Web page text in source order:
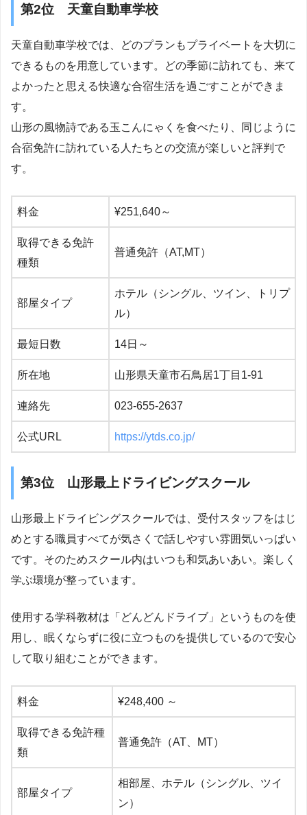
第2位 天童自動車学校
天童自動車学校では、どのプランもプライベートを大切に
できるものを用意しています。どの季節に訪れても、来て
よかったと思える快適な合宿生活を過ごすことができま
す。
山形の風物詩である玉こんにゃくを食べたり、同じように
合宿免許に訪れている人たちとの交流が楽しいと評判で
す。
料金 ¥251,640～
取得できる免許
種類
普通免許（AT,MT）
部屋タイプ
ホテル（シングル、ツイン、トリプ
ル）
最短日数 14日～
所在地 山形県天童市石鳥居1丁目1-91
連絡先 023-655-2637
公式URL https://ytds.co.jp/
第3位 山形最上ドライビングスクール
山形最上ドライビングスクールでは、受付スタッフをはじ
めとする職員すべてが気さくで話しやすい雰囲気いっぱい
です。そのためスクール内はいつも和気あいあい。楽しく
学ぶ環境が整っています。
使用する学科教材は「どんどんドライブ」というものを使
用し、眠くならずに役に立つものを提供しているので安心
して取り組むことができます。
料金 ¥248,400 ～
取得できる免許種
類
普通免許（AT、MT）
部屋タイプ
相部屋、ホテル（シングル、ツイ
ン）